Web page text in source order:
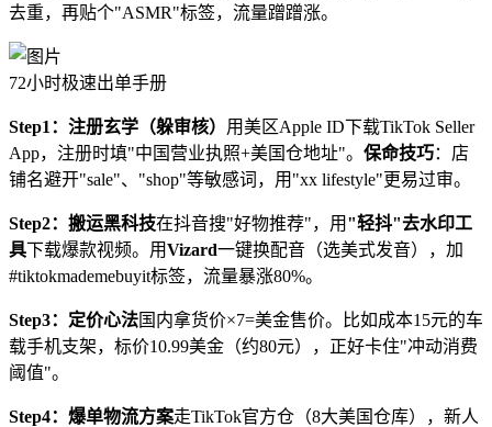
去重，再贴个"ASMR"标签，流量蹭蹭涨。
72小时极速出单手册
Step1：注册玄学（躲审核） 用美区Apple ID下载TikTok Seller
App，注册时填"中国营业执照+美国仓地址"。 保命技巧：店
铺名避开"sale"、"shop"等敏感词，用"xx lifestyle"更易过审。
Step2：搬运黑科技在抖音搜"好物推荐"，用 "轻抖"去水印工
具下载爆款视频。用Vizard一键换配音（选美式发音），加
#tiktokmademebuyit标签，流量暴涨80%。
Step3：定价心法国内拿货价×7=美金售价。比如成本15元的车
载手机支架，标价10.99美金（约80元），正好卡住"冲动消费
阈值"。
Step4：爆单物流方案走TikTok官方仓（8大美国仓库），新人